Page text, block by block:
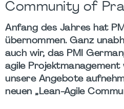
Community of
Anfang des Jahres hat
übernommen. Ganz
auch wir, das PMI
agile
unsere Angebote
neuen „Lean-Agile